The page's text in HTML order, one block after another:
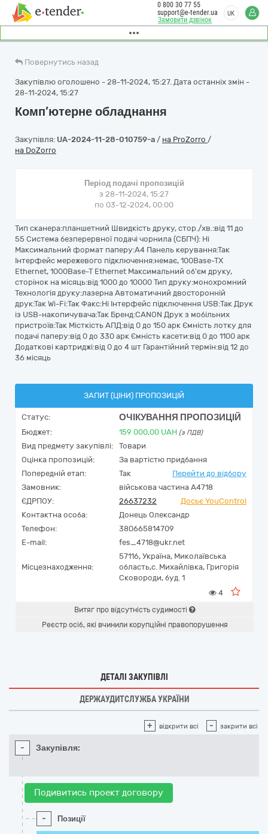
Замовити дзвінок
0 800 30 77 55
support@e-tender.ua
UK
Повернутись назад
Закупівлю оголошено - 28-11-2024, 15:27. Дата останніх змін -
28-11-2024, 15:27
Комп’ютерне обладнання
Закупівля: UA-2024-11-28-010759-a / на ProZorro /
на DoZorro
Період подачі пропозицій
з 28-11-2024, 15:27
по 03-12-2024, 00:00
Тип сканера:планшетний Швидкість друку, стор./хв.:від 11 до
55 Система безперервної подачі чорнила (СБПЧ): Ні
Максимальний формат паперу:A4 Панель керування:Так
Iнтерфейс мережевого підключення:немає, 100Base-TX
Ethernet, 1000Base-T Ethernet Максимальний об'єм друку,
сторінок на місяць:від 1000 до 10000 Тип друку:монохромний
Технологія друку:лазерна Автоматичний двосторонній
друк:Так Wi-Fi:Так Факс:Ні Iнтерфейс підключення USB:Так Друк
із USB-накопичувача:Так Бренд:CANON Друк з мобільних
пристроїв:Так Місткість АПД:від 0 до 150 арк Ємність лотку для
подачі паперу:від 0 до 330 арк Ємність касети:від 0 до 1100 арк
Додаткові картриджі:від 0 до 4 шт Гарантійний термін:від 12 до
36 місяць
ЗАПИТ (ЦІНИ) ПРОПОЗИЦІЙ
Статус: ОЧІКУВАННЯ ПРОПОЗИЦІЙ
Бюджет: 159 000,00 UAH (з ПДВ)
Вид предмету закупівлі:
Товари
Оцінка пропозицій:
За вартістю придбання
Попередній етап:
Так
Перейти до відбору
Замовник:
військова частина А4718
ЄДРПОУ:
26637232
Досьє YouControl
Контактна особа:
Донець Олександр
Телефон:
380665814709
E-mail:
fes_4718@ukr.net
Місцезнаходження:
57116, Україна, Миколаївська
область,с. Михайлівка, Григорія
Сковороди, буд. 1
4
Витяг про відсутність судимості
Реєстр осіб, які вчинили корупційні правопорушення
ДЕТАЛІ ЗАКУПІВЛІ
ДЕРЖАУДИТСЛУЖБА УКРАЇНИ
+ відкрити всі - закрити всі
- Закупівля:
Подивитись проект договору
- Позиції